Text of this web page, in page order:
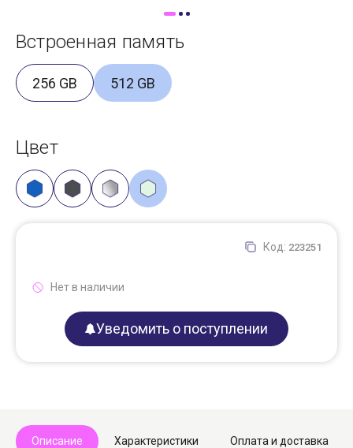
Встроенная память
256 GB 512 GB
Цвет
Код: 223251
Нет в наличии
Уведомить о поступлении
Описание Характеристики Оплата и доставка